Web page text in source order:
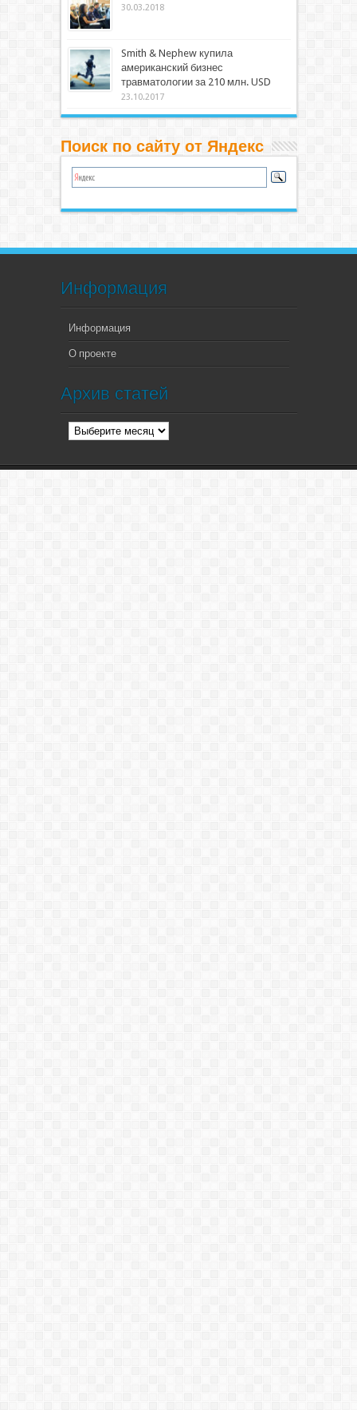
30.03.2018
Smith & Nephew купила
американский бизнес
травматологии за 210 млн. USD
23.10.2017
Поиск по сайту от Яндекс
Информация
Информация
О проекте
Архив статей
Архив
статей